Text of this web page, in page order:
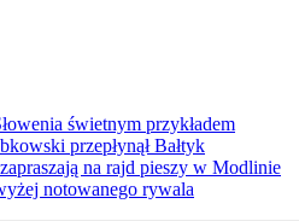
świetnym przykładem
przepłynął Bałtyk
na rajd pieszy w Modlinie
notowanego rywala